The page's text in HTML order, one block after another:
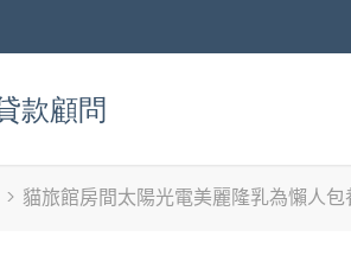
> 貓旅館房間太陽光電美麗隆乳為懶人